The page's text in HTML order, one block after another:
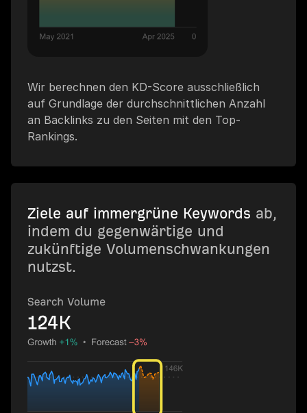
Wir berechnen den KD-Score ausschließlich
auf Grundlage der durchschnittlichen Anzahl
an Backlinks zu den Seiten mit den Top-
Rankings.
Ziele auf immergrüne Keywords ab,
indem du gegenwärtige und
zukünftige Volumenschwankungen
nutzst.